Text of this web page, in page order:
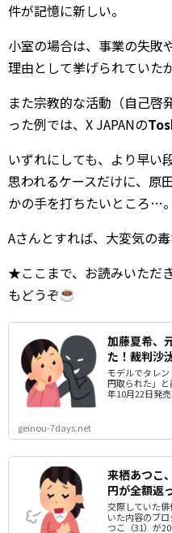
件が記憶に新しい。
小室の場合は、事業の失敗
理由として挙げられていた
また宗教的な活動（自己啓
った例では、X JAPANの
いずれにしても、より早い
思われるケースだけに、原
かの手を打ちたいところ…。
Aさんとすれば、大変気の毒
★ここまで、お読みいただ
もどうぞ
加藤夏希、
た！裁判沙
モデルでタレ
円取られた」
年10月22日発
geinou-7days.net
来栖あつこ
円が全額返
交際していた
いた内容のブ
つこ（31）が